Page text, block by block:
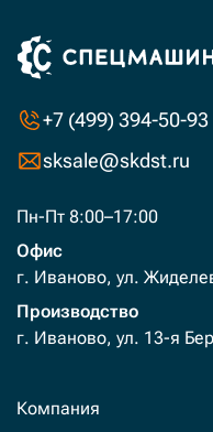
+7 (499) 394-50-93
sksale@skdst.ru
Пн-Пт 8:00–17:00
Офис
г. Иваново, ул.
Производство
г. Иваново, ул. 13-я
Компания